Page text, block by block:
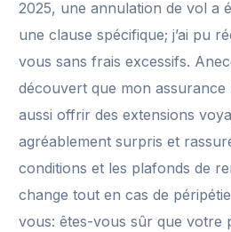
2025, une annulation de vol a
une clause spécifique; j’ai pu
vous sans frais excessifs.
découvert que mon
aussi offrir des extensions
agréablement surpris et
conditions et les plafonds de
change tout en cas de
vous: êtes-vous sûr que votre